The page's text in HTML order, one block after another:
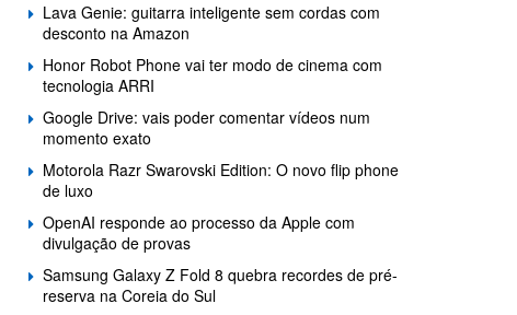
Lava Genie: guitarra inteligente sem cordas com
desconto na Amazon
Honor Robot Phone vai ter modo de cinema com
tecnologia ARRI
Google Drive: vais poder comentar vídeos num
momento exato
Motorola Razr Swarovski Edition: O novo flip phone
de luxo
OpenAI responde ao processo da Apple com
divulgação de provas
Samsung Galaxy Z Fold 8 quebra recordes de pré-
reserva na Coreia do Sul